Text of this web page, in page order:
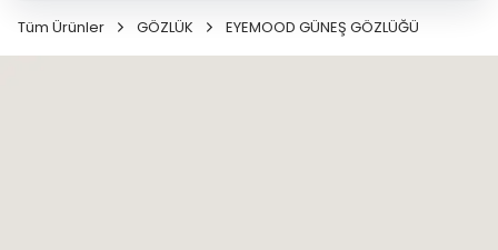
Tüm Ürünler GÖZLÜK EYEMOOD GÜNEŞ GÖZLÜĞÜ